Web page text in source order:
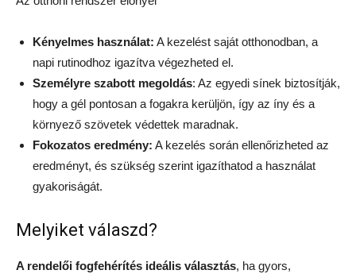
Kényelmes használat: A kezelést saját otthonodban, a
napi rutinodhoz igazítva végezheted el.
Személyre szabott megoldás: Az egyedi sínek biztosítják,
hogy a gél pontosan a fogakra kerüljön, így az íny és a
környező szövetek védettek maradnak.
Fokozatos eredmény: A kezelés során ellenőrizheted az
eredményt, és szükség szerint igazíthatod a használat
gyakoriságát.
Melyiket válaszd?
A rendelői fogfehérítés ideális választás, ha gyors,